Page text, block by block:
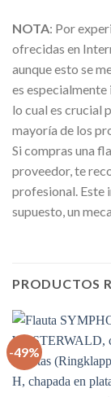
NOTA: Por
ofrecidas en
aunque esto se
es
lo cual es crucial
mayoría de los
Si compras una
proveedor, te
profesional. Este
supuesto, un
PRODUCTOS
-49%